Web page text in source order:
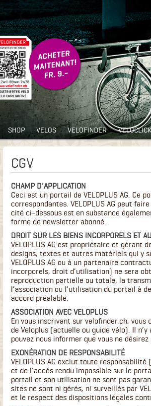
SHOP VELOS VELOFINDER VELOCLICK
CGV
CHAMP D’APPLICATION
Ceci est un portail de VELOPLUS AG.
correspondantes. VELOPLUS AG peut
cité ci-dessous est en substance
forme de newsletter abonné.
DROIT SUR LES BIENS INCORPORELS ET
VELOPLUS AG est propriétaire et gérant
designs, textes et autres matériels qui y
VELOPLUS AG ou à un partenaire
incorporels, droit d’utilisation) ne sera
reproduction partielle ou totale, la
l’association ou l’utilisation du portail à
accord préalable.
ASSOCIATION AVEC VELOPLUS
En vous inscrivant sur velofinder.ch,
de Veloplus (actuelle ou guide vélo). Il
pouvez nous informer que vous ne
EXONÉRATION DE RESPONSABILITÉ
VELOPLUS AG exclut toute
et de l’accès rendu impossible sur le
portail et son utilisation ne sont pas
sites ne sont ni gérés, ni surveillés par
et le respect des dispositions légales